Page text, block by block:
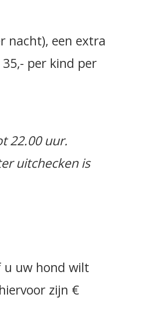
nacht), een extra
per kind per
22.00 uur.
uitchecken is
u uw hond wilt
zijn €